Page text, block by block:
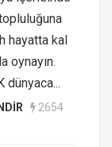
hayatta kal
oynayın.
dünyaca...
2654